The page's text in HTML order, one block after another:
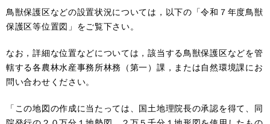
鳥獣保護区などの設置状況については，以下の「令和７年度鳥獣
保護区等位置図」をご覧下さい。
なお，詳細な位置などについては，該当する鳥獣保護区などを管
轄する各農林水産事務所林務（第一）課，または自然環境課にお
問い合わせください。
「この地図の作成に当たっては、国土地理院長の承認を得て、同